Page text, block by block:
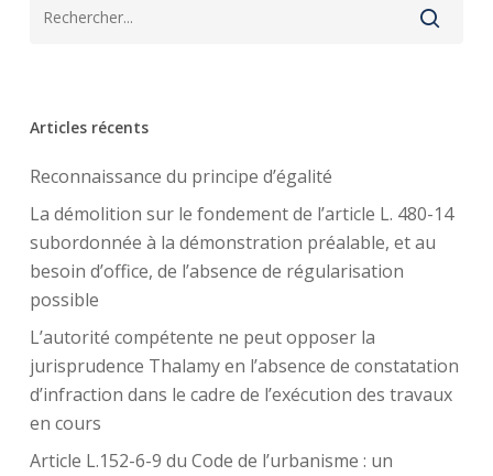
Articles récents
Reconnaissance du principe d’égalité
La démolition sur le fondement de l’article L. 480-14
subordonnée à la démonstration préalable, et au
besoin d’office, de l’absence de régularisation
possible
L’autorité compétente ne peut opposer la
jurisprudence Thalamy en l’absence de constatation
d’infraction dans le cadre de l’exécution des travaux
en cours
Article L.152-6-9 du Code de l’urbanisme : un